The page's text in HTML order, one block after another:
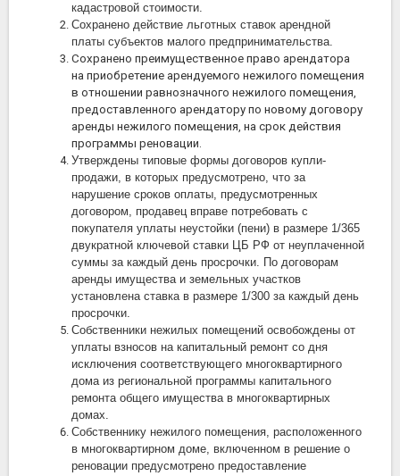
кадастровой стоимости.
Сохранено действие льготных ставок арендной
платы субъектов малого предпринимательства.
Сохранено преимущественное право арендатора
на приобретение арендуемого нежилого помещения
в отношении равнозначного нежилого помещения,
предоставленного арендатору по новому договору
аренды нежилого помещения, на срок действия
программы реновации.
Утверждены типовые формы договоров купли-
продажи, в которых предусмотрено, что за
нарушение сроков оплаты, предусмотренных
договором, продавец вправе потребовать с
покупателя уплаты неустойки (пени) в размере 1/365
двукратной ключевой ставки ЦБ РФ от неуплаченной
суммы за каждый день просрочки. По договорам
аренды имущества и земельных участков
установлена ставка в размере 1/300 за каждый день
просрочки.
Собственники нежилых помещений освобождены от
уплаты взносов на капитальный ремонт со дня
исключения соответствующего многоквартирного
дома из региональной программы капитального
ремонта общего имущества в многоквартирных
домах.
Собственнику нежилого помещения, расположенного
в многоквартирном доме, включенном в решение о
реновации предусмотрено предоставление